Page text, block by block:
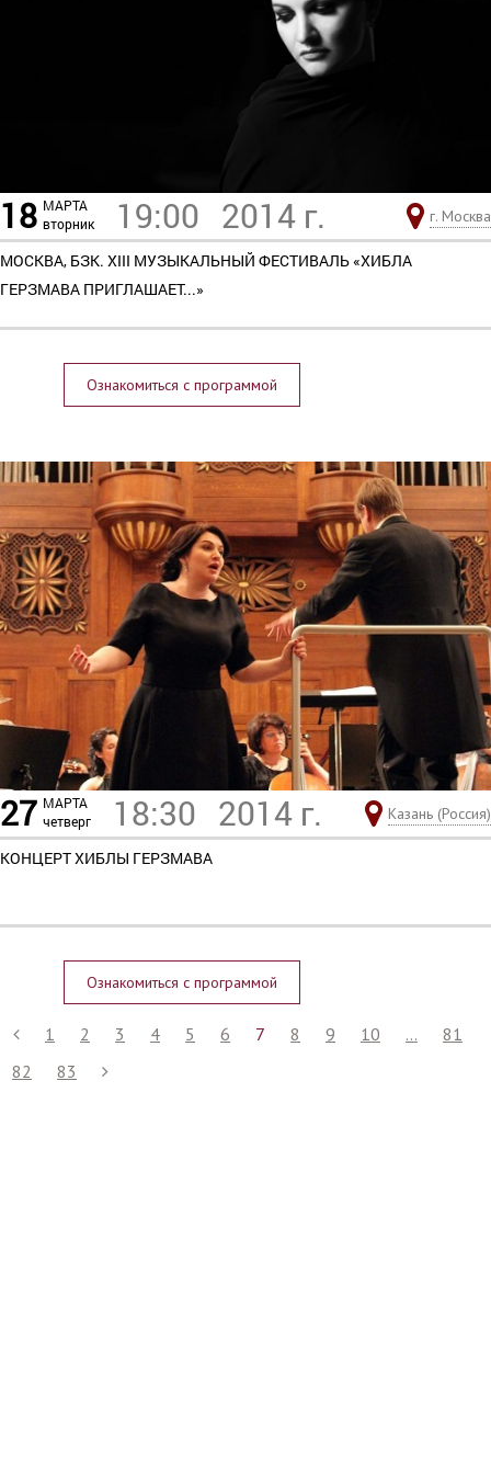
18 МАРТА
вторник
19:00 2014 г. г. Москва
МОСКВА, БЗК. XIII МУЗЫКАЛЬНЫЙ ФЕСТИВАЛЬ «ХИБЛА
ГЕРЗМАВА ПРИГЛАШАЕТ...»
Ознакомиться с программой
27 МАРТА
четверг
18:30 2014 г. Казань (Россия)
КОНЦЕРТ ХИБЛЫ ГЕРЗМАВА
Ознакомиться с программой
1 2 3 4 5 6 7 8 9 10 ...
81
82
83